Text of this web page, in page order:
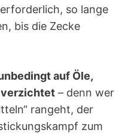
so lange
bis die Zecke
auf Öle,
– denn wer
rangeht, der
zum